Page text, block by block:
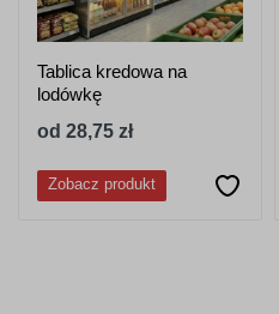
Tablica kredowa na
lodówkę
od 28,75 zł
Zobacz produkt